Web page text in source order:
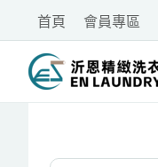
首頁 會員專區